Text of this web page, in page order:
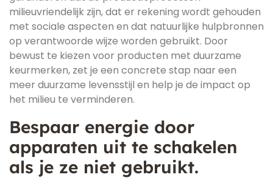
milieuvriendelijk zijn, dat er rekening wordt gehouden
met sociale aspecten en dat natuurlijke hulpbronnen
op verantwoorde wijze worden gebruikt. Door
bewust te kiezen voor producten met duurzame
keurmerken, zet je een concrete stap naar een
meer duurzame levensstijl en help je de impact op
het milieu te verminderen.
Bespaar energie door
apparaten uit te schakelen
als je ze niet gebruikt.